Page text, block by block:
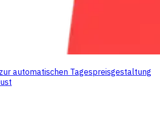
automatischen Tagespreisgestaltung